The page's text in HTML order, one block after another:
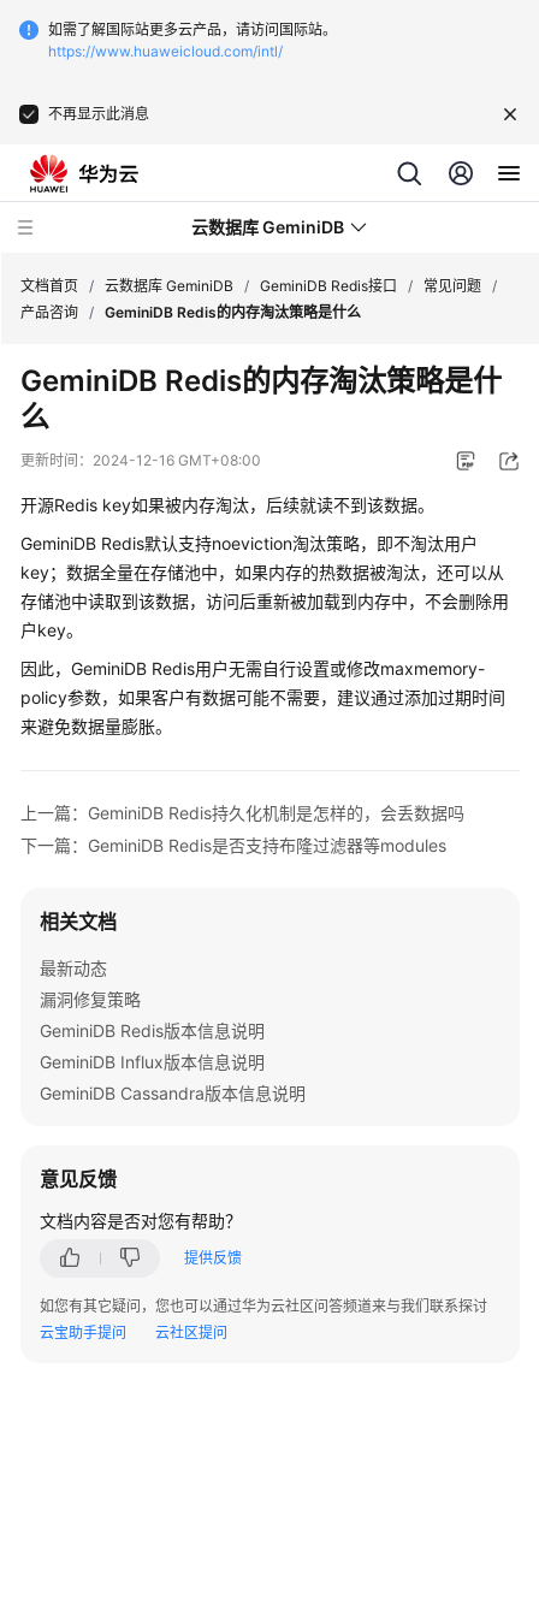
如需了解国际站更多云产品，请访问国际站。
https://www.huaweicloud.com/intl/
不再显示此消息
云数据库 GeminiDB
新
动
服
公
告
产
品
介
绍
接
口
品
绍
计
费
说
快
入
门
用
户
文档首页 / 云数据库 GeminiDB / GeminiDB Redis接口 / 常见问题 /
产品咨询 / GeminiDB Redis的内存淘汰策略是什么
GeminiDB Redis的内存淘汰策略是什
么
更新时间： 2024-12-16 GMT+08:00
开源Redis key如果被内存淘汰，后续就读不到该数据。
GeminiDB Redis默认支持noeviction淘汰策略，即不淘汰用户
key；数据全量在存储池中，如果内存的热数据被淘汰，还可以从
存储池中读取到该数据，访问后重新被加载到内存中，不会删除用
户key。
因此，GeminiDB Redis用户无需自行设置或修改maxmemory-
policy参数，如果客户有数据可能不需要，建议通过添加过期时间
来避免数据量膨胀。
上一篇：GeminiDB Redis持久化机制是怎样的，会丢数据吗
下一篇：GeminiDB Redis是否支持布隆过滤器等modules
相关文档
最新动态
漏洞修复策略
GeminiDB Redis版本信息说明
GeminiDB Influx版本信息说明
GeminiDB Cassandra版本信息说明
意见反馈
文档内容是否对您有帮助？
提供反馈
如您有其它疑问，您也可以通过华为云社区问答频道来与我们联系探讨
云宝助手提问
云社区提问